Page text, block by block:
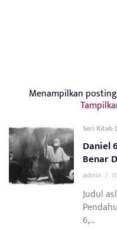
Menampilkan
Seri Kitab
Daniel
Benar
admin /
Judul
6,...